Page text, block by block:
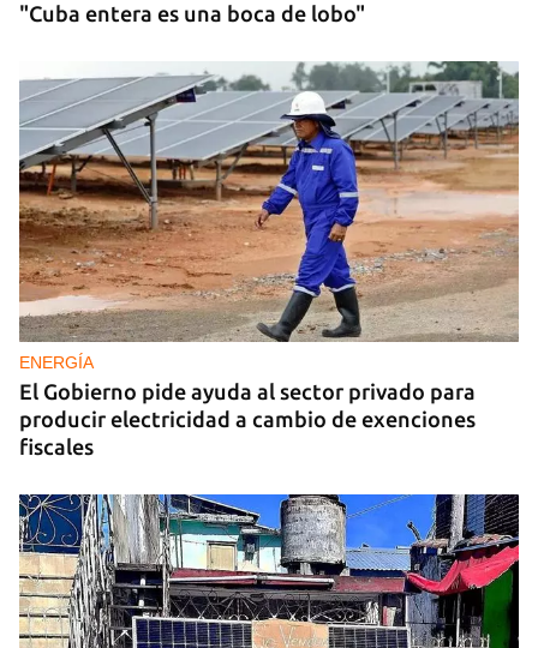
"Cuba entera es una boca de lobo"
ENERGÍA
El Gobierno pide ayuda al sector privado para
producir electricidad a cambio de exenciones
fiscales